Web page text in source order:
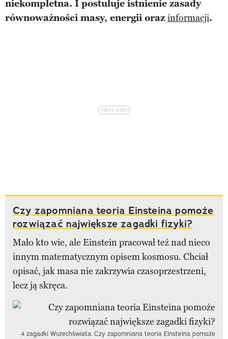
niekompletna. I postuluje istnienie zasady
równoważności masy, energii oraz informacji.
Czy zapomniana teoria Einsteina pomoże
rozwiązać największe zagadki fizyki?
Mało kto wie, ale Einstein pracował też nad nieco
innym matematycznym opisem kosmosu. Chciał
opisać, jak masa nie zakrzywia czasoprzestrzeni,
lecz ją skręca.
4 zagadki Wszechświata. Czy zapomniana teoria Einsteina pomoże